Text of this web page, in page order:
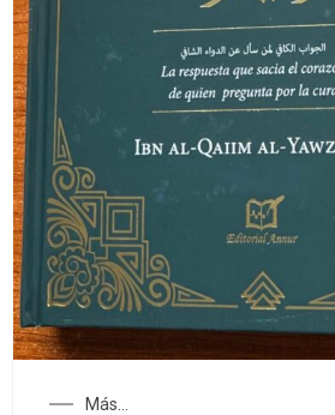
Más...